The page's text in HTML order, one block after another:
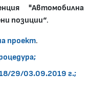
"Автомобилна
позиции“.
проект.
29/03.09.2019 г.;